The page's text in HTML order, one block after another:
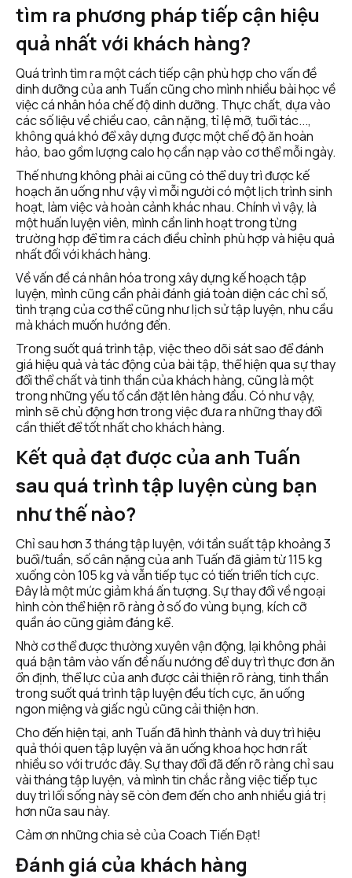
tìm ra phương pháp tiếp cận hiệu
quả nhất với khách hàng?
Quá trình tìm ra một cách tiếp cận phù hợp cho vấn đề
dinh dưỡng của anh Tuấn cũng cho mình nhiều bài học về
việc cá nhân hóa chế độ dinh dưỡng. Thực chất, dựa vào
các số liệu về chiều cao, cân nặng, tỉ lệ mỡ, tuổi tác...,
không quá khó để xây dựng được một chế độ ăn hoàn
hảo, bao gồm lượng calo họ cần nạp vào cơ thể mỗi ngày.
Thế nhưng không phải ai cũng có thể duy trì được kế
hoạch ăn uống như vậy vì mỗi người có một lịch trình sinh
hoạt, làm việc và hoàn cảnh khác nhau. Chính vì vậy, là
một huấn luyện viên, mình cần linh hoạt trong từng
trường hợp để tìm ra cách điều chỉnh phù hợp và hiệu quả
nhất đối với khách hàng.
Về vấn đề cá nhân hóa trong xây dựng kế hoạch tập
luyện, mình cũng cần phải đánh giá toàn diện các chỉ số,
tình trạng của cơ thể cũng như lịch sử tập luyện, nhu cầu
mà khách muốn hướng đến.
Trong suốt quá trình tập, việc theo dõi sát sao để đánh
giá hiệu quả và tác động của bài tập, thể hiện qua sự thay
đổi thể chất và tinh thần của khách hàng, cũng là một
trong những yếu tố cần đặt lên hàng đầu. Có như vậy,
mình sẽ chủ động hơn trong việc đưa ra những thay đổi
cần thiết để tốt nhất cho khách hàng.
Kết quả đạt được của anh Tuấn
sau quá trình tập luyện cùng bạn
như thế nào?
Chỉ sau hơn 3 tháng tập luyện, với tần suất tập khoảng 3
buổi/tuần, số cân nặng của anh Tuấn đã giảm từ 115 kg
xuống còn 105 kg và vẫn tiếp tục có tiến triển tích cực.
Đây là một mức giảm khá ấn tượng. Sự thay đổi về ngoại
hình còn thể hiện rõ ràng ở số đo vùng bụng, kích cỡ
quần áo cũng giảm đáng kể.
Nhờ cơ thể được thường xuyên vận động, lại không phải
quá bận tâm vào vấn đề nấu nướng để duy trì thực đơn ăn
ổn định, thể lực của anh được cải thiện rõ ràng, tinh thần
trong suốt quá trình tập luyện đều tích cực, ăn uống
ngon miệng và giấc ngủ cũng cải thiện hơn.
Cho đến hiện tại, anh Tuấn đã hình thành và duy trì hiệu
quả thói quen tập luyện và ăn uống khoa học hơn rất
nhiều so với trước đây. Sự thay đổi đã đến rõ ràng chỉ sau
vài tháng tập luyện, và mình tin chắc rằng việc tiếp tục
duy trì lối sống này sẽ còn đem đến cho anh nhiều giá trị
hơn nữa sau này.
Cảm ơn những chia sẻ của Coach Tiến Đạt!
Đánh giá của khách hàng